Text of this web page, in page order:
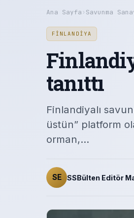
Ana Sayfa› Savunma
FINLANDIYA
tanıttı
Finlandiyalı
üstün” platform
orman,…
SE SSBülten Editör